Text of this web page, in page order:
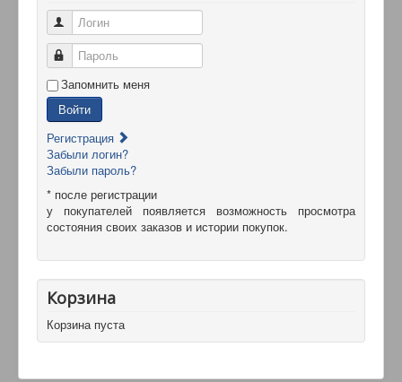
Логин
Пароль
Запомнить меня
Войти
Регистрация
Забыли логин?
Забыли пароль?
* после регистрации
у покупателей появляется возможность просмотра
состояния своих заказов и истории покупок.
Корзина
Корзина пуста